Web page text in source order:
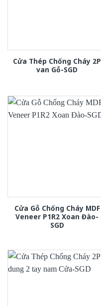
Cửa Thép Chống Cháy 2P
van Gỗ-SGD
Cửa Gỗ Chống Cháy MDF
Veneer P1R2 Xoan Đào-
SGD